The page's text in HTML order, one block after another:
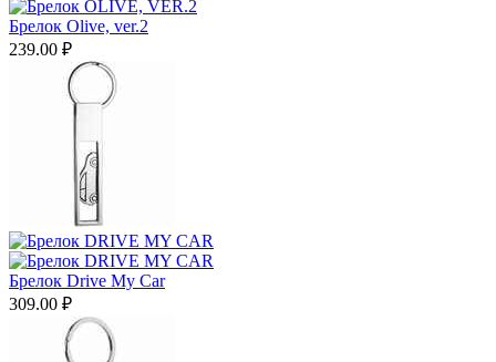
Брелок Olive, ver.2
239.00 ₽
Брелок Drive My Car
309.00 ₽